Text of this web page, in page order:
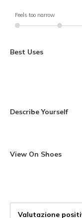
Feels too narrow
Best Uses
Describe Yourself
View On Shoes
Valutazione